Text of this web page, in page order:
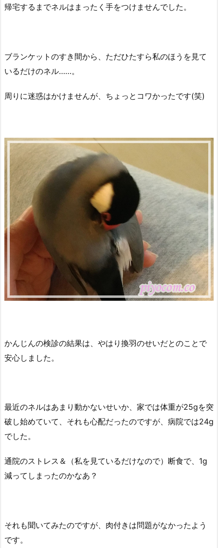
帰宅するまでネルはまったく手をつけませんでした。
ブランケットのすき間から、ただひたすら私のほうを見て
いるだけのネル……。
周りに迷惑はかけませんが、ちょっとコワかったです(笑)
かんじんの検診の結果は、やはり換羽のせいだとのことで
安心しました。
最近のネルはあまり動かないせいか、家では体重が25gを突
破し始めていて、それも心配だったのですが、病院では24g
でした。
通院のストレス＆（私を見ているだけなので）断食で、1g
減ってしまったのかなあ？
それも聞いてみたのですが、肉付きは問題がなかったよう
です。